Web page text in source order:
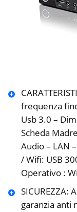
frequenza
Usb 3.0 –
Scheda
Audio – LAN
/ Wifi: USB
Operativo :
SICUREZZA:
garanzia anti